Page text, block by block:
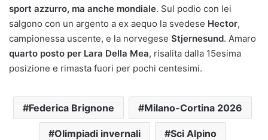
sport azzurro, ma anche mondiale. Sul podio con lei
salgono con un argento a ex aequo la svedese Hector,
campionessa uscente, e la norvegese Stjernesund. Amaro
quarto posto per Lara Della Mea, risalita dalla 15esima
posizione e rimasta fuori per pochi centesimi.
Federica Brignone Milano-Cortina 2026
Olimpiadi invernali Sci Alpino